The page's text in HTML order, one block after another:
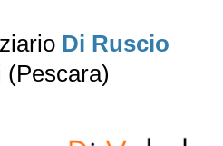
Di Ruscio
(Pescara)